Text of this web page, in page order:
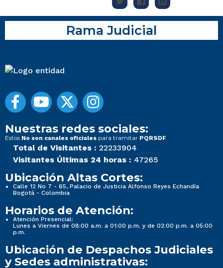
Rama Judicial
Nuestras redes sociales:
Estos No son canales oficiales para tramitar PQRSDF
Total de Visitantes : 22233904
Visitantes Últimas 24 horas : 47265
Ubicación Altas Cortes:
Calle 12 No 7 - 65, Palacio de Justicia Alfonso Reyes Echandía
Bogotá - Colombia
Horarios de Atención:
Atención Presencial:
Lunes a Viernes de 08:00 a.m. a 01:00 p.m. y de 02:00 p.m. a 05:00
p.m.
Ubicación de Despachos Judiciales
y Sedes administrativas: